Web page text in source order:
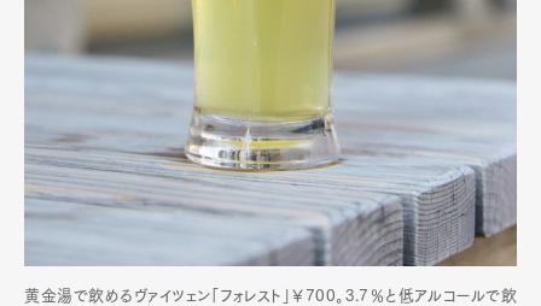
黄金湯で飲めるヴァイツェン「フォレスト」￥700。3.7％と低アルコールで飲